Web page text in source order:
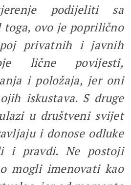
podijeliti sa
toga, ovo je poprilično
privatnih i javnih
lične povijesti,
i položaja, jer oni
iskustava. S druge
u društveni svijet
i donose odluke
i pravdi. Ne postoji
mogli imenovati kao